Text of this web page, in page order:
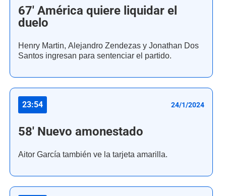
67' América quiere liquidar el
duelo
Henry Martin, Alejandro Zendezas y Jonathan Dos
Santos ingresan para sentenciar el partido.
23:54 24/1/2024
58' Nuevo amonestado
Aitor García también ve la tarjeta amarilla.